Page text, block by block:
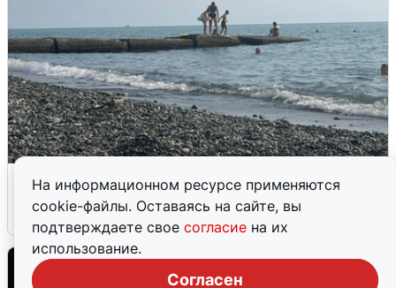
На информационном ресурсе применяются
cookie-файлы. Оставаясь на сайте, вы
подтверждаете свое согласие на их
использование.
Согласен
Сирены в Сочи: новая угроза БПЛА
6 августа 0